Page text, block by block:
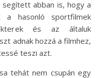
abban is, hogy a
a hasonló sportfilmek
és az általuk
adnak hozzá a filmhez,
teszi azt.
tehát nem csupán egy